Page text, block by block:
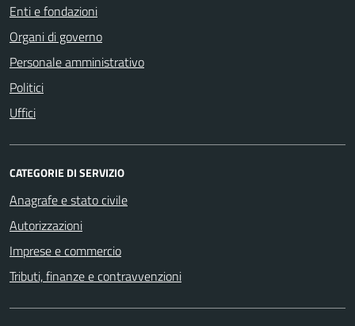
Enti e fondazioni
Organi di governo
Personale amministrativo
Politici
Uffici
CATEGORIE DI SERVIZIO
Anagrafe e stato civile
Autorizzazioni
Imprese e commercio
Tributi, finanze e contravvenzioni